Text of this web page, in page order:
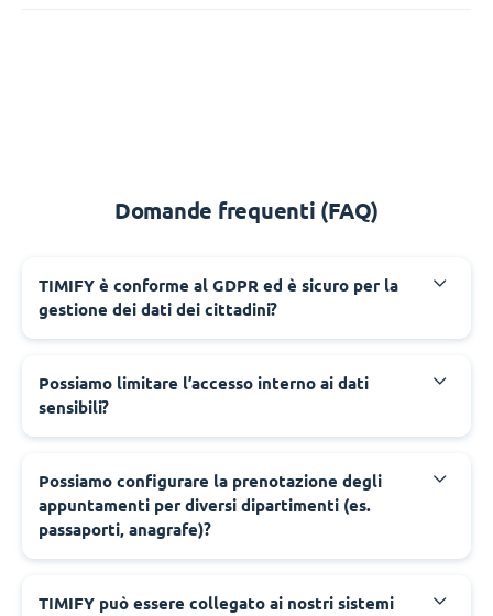
Domande frequenti (FAQ)
‍TIMIFY è conforme al GDPR ed è sicuro per la
gestione dei dati dei cittadini?
‍Possiamo limitare l’accesso interno ai dati
sensibili?
‍Possiamo configurare la prenotazione degli
appuntamenti per diversi dipartimenti (es.
passaporti, anagrafe)?
‍TIMIFY può essere collegato ai nostri sistemi